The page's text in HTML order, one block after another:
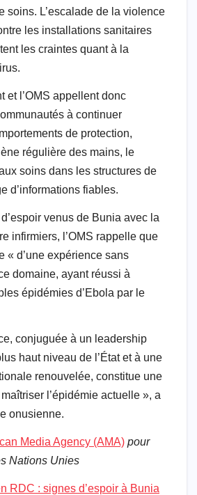
soins. L’escalade de la violence
les installations sanitaires
les craintes quant à la
et l’OMS appellent donc
à continuer
de protection,
régulière des mains, le
soins dans les structures de
d’informations fiables.
venus de Bunia avec la
infirmiers, l’OMS rappelle que
« d’une expérience sans
domaine, ayant réussi à
épidémies d’Ebola par le
conjuguée à un leadership
haut niveau de l’État et à une
renouvelée, constitue une
l’épidémie actuelle », a
onusienne.
Media Agency (AMA) pour
Nations Unies
RDC : signes d’espoir à Bunia